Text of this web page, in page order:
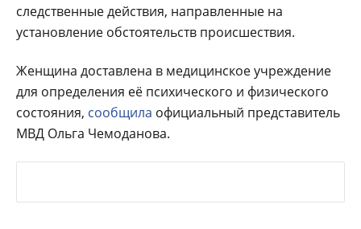
следственные действия, направленные на
установление обстоятельств происшествия.
Женщина доставлена в медицинское учреждение
для определения её психического и физического
состояния, сообщила официальный представитель
МВД Ольга Чемоданова.